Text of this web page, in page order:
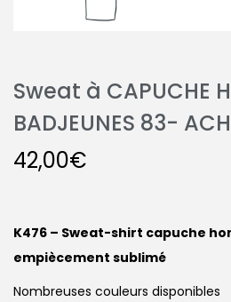
Sweat à CAPUCHE
BADJEUNES 83-
42,00€
K476 – Sweat-shirt capuche
empiècement sublimé
Nombreuses couleurs disponibles